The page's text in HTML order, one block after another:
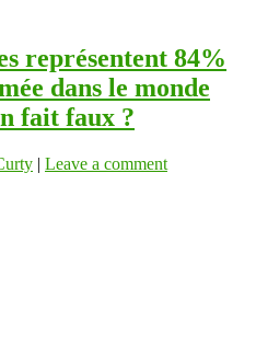
représentent 84%
dans le monde
fait faux ?
| Leave a comment